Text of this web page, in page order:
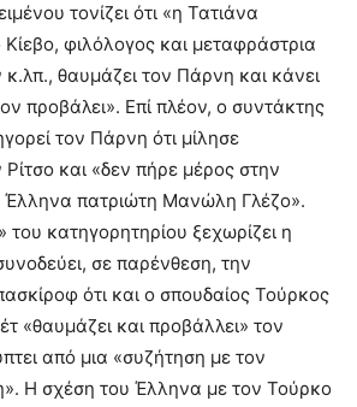
τονίζει ότι «η Τατιάνα
φιλόλογος και μεταφράστρια
κ.λπ., θαυμάζει τον Πάρνη και κάνει
προβάλει». Επί πλέον, ο συντάκτης
τον Πάρνη ότι μίλησε
Ρίτσο και «δεν πήρε μέρος στην
Έλληνα πατριώτη Μανώλη Γλέζο».
του κατηγορητηρίου ξεχωρίζει η
σε παρένθεση, την
ότι και ο σπουδαίος Τούρκος
«θαυμάζει και προβάλλει» τον
από μια «συζήτηση με τον
Η σχέση του Έλληνα με τον Τούρκο